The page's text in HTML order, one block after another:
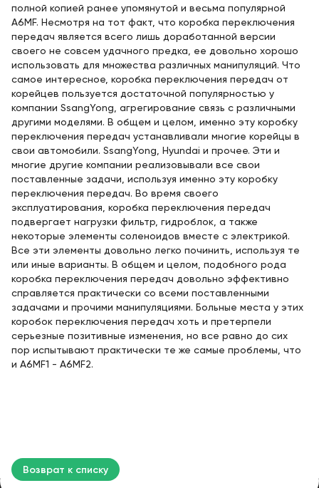
полной копией ранее упомянутой и весьма популярной
A6MF. Несмотря на тот факт, что коробка переключения
передач является всего лишь доработанной версии
своего не совсем удачного предка, ее довольно хорошо
использовать для множества различных манипуляций. Что
самое интересное, коробка переключения передач от
корейцев пользуется достаточной популярностью у
компании SsangYong, агрегирование связь с различными
другими моделями. В общем и целом, именно эту коробку
переключения передач устанавливали многие корейцы в
свои автомобили. SsangYong, Hyundai и прочее. Эти и
многие другие компании реализовывали все свои
поставленные задачи, используя именно эту коробку
переключения передач. Во время своего
эксплуатирования, коробка переключения передач
подвергает нагрузки фильтр, гидроблок, а также
некоторые элементы соленоидов вместе с электрикой.
Все эти элементы довольно легко починить, используя те
или иные варианты. В общем и целом, подобного рода
коробка переключения передач довольно эффективно
справляется практически со всеми поставленными
задачами и прочими манипуляциями. Больные места у этих
коробок переключения передач хоть и претерпели
серьезные позитивные изменения, но все равно до сих
пор испытывают практически те же самые проблемы, что
и A6MF1 - A6MF2.
Возврат к списку